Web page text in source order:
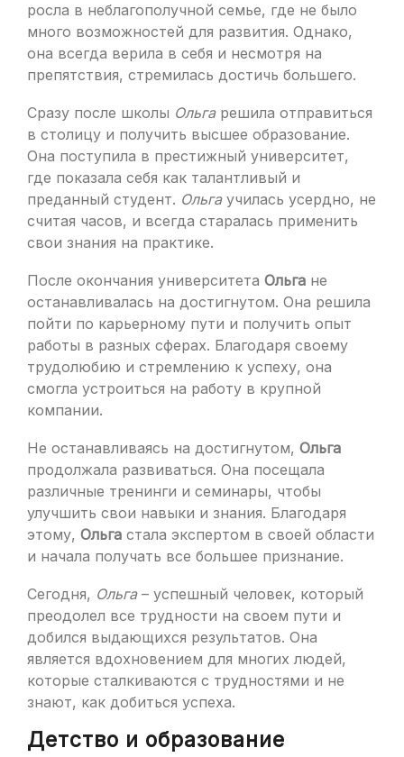
росла в неблагополучной семье, где не было
много возможностей для развития. Однако,
она всегда верила в себя и несмотря на
препятствия, стремилась достичь большего.
Сразу после школы Ольгарешила отправиться
в столицу и получить высшее образование.
Она поступила в престижный университет,
где показала себя как талантливый и
преданный студент. Ольгаучилась усердно, не
считая часов, и всегда старалась применить
свои знания на практике.
После окончания университета Ольга не
останавливалась на достигнутом. Она решила
пойти по карьерному пути и получить опыт
работы в разных сферах. Благодаря своему
трудолюбию и стремлению к успеху, она
смогла устроиться на работу в крупной
компании.
Не останавливаясь на достигнутом, Ольга
продолжала развиваться. Она посещала
различные тренинги и семинары, чтобы
улучшить свои навыки и знания. Благодаря
этому, Ольга стала экспертом в своей области
и начала получать все большее признание.
Сегодня, Ольга– успешный человек, который
преодолел все трудности на своем пути и
добился выдающихся результатов. Она
является вдохновением для многих людей,
которые сталкиваются с трудностями и не
знают, как добиться успеха.
Детство и образование